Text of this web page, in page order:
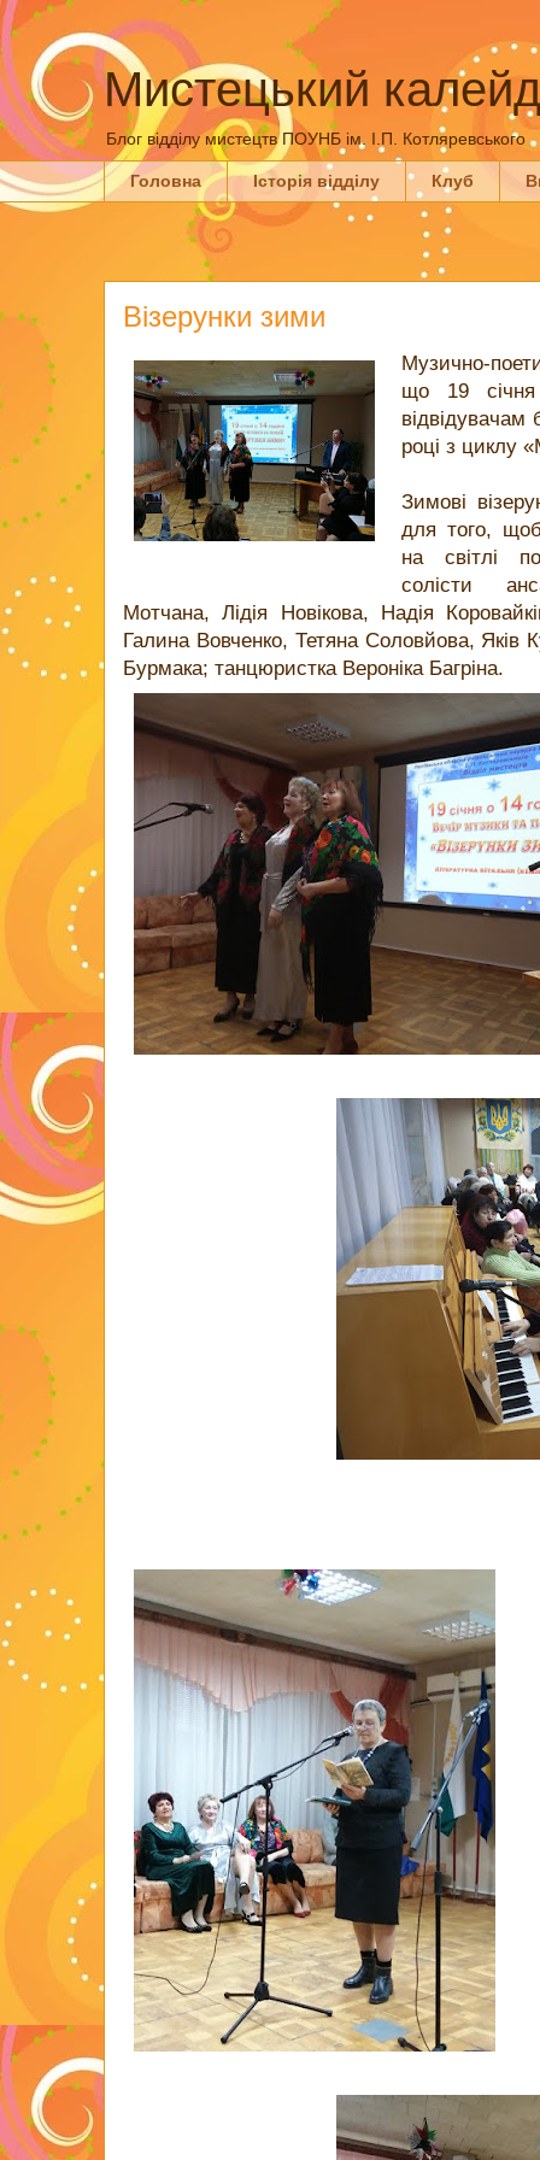
Мистецький
Блог відділу мистецтв ПОУНБ ім. І.П. Котляревського
Головна Історія відділу Клуб
Візерунки зими
Музично-
що 19 січня
році з циклу
Зимові
для того,
на світлі
солісти
Мотчана, Лідія Новікова, Надія
Галина Вовченко, Тетяна Соловйова, Яків
Бурмака; танцюристка Вероніка Багріна.